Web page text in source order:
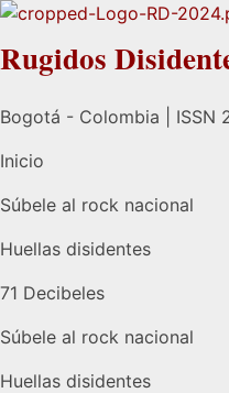
Rugidos
Bogotá - Colombia | ISSN
Inicio
Súbele al rock nacional
Huellas disidentes
71 Decibeles
Súbele al rock nacional
Huellas disidentes